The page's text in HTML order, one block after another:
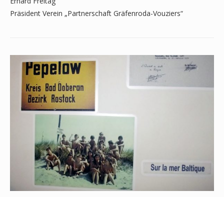
Präsident Verein „Partnerschaft Gräfenroda-Vouziers“